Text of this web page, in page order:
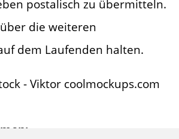
postalisch zu übermitteln.
die weiteren
dem Laufenden halten.
- Viktor coolmockups.com